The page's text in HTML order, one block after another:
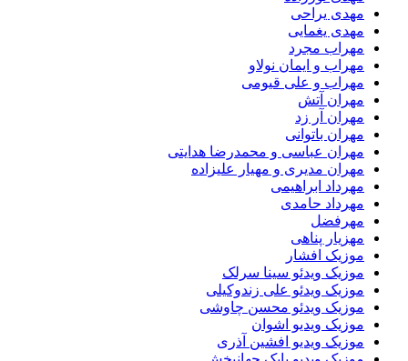
مهدی یراحی
مهدی یغمایی
مهراب مجرد
مهراب و ایمان نولاو
مهراب و علی قیومی
مهران آتش
مهران آر زد
مهران باتوانی
مهران عباسی و محمدرضا هدایتی
مهران مدیری و مهیار علیزاده
مهرداد ابراهیمی
مهرداد حامدی
مهرفضل
مهزیار پناهی
موزیک افشار
موزیک ویدئو سینا سرلک
موزیک ویدئو علی زندوکیلی
موزیک ویدئو محسن چاوشی
موزیک ویدیو اشوان
موزیک ویدیو افشین آذری